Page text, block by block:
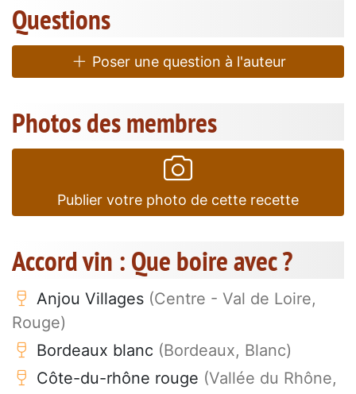
Questions
Poser une question à l'auteur
Photos des membres
Publier votre photo de cette recette
Accord vin : Que boire avec ?
Anjou Villages (Centre - Val de Loire,
Rouge)
Bordeaux blanc (Bordeaux, Blanc)
Côte-du-rhône rouge (Vallée du Rhône,